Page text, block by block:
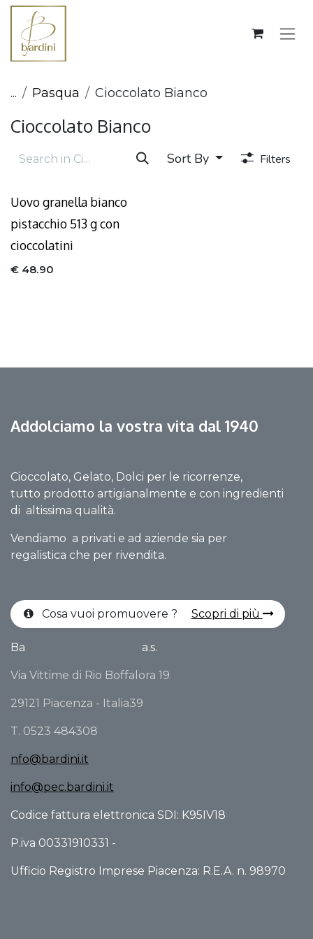
Skip to Content
... Pasqua Cioccolato Bianco
Cioccolato Bianco
Sort By Filters
Uovo granella bianco
pistacchio 513 g con
cioccolatini
€ 48.90
Addolciamo la vostra vita dal 1940
Cioccolato, Gelato, Dolci per le ricorrenze,
tutto prodotto artigianalmente e con ingredienti
di altissima qualità.
Vendiamo a privati e ad aziende sia per
regalistica che per rivendita.
Cosa vuoi promuovere ? Scopri di più
Ba a.s.
Via Vittime di Rio Boffalora 19
29121 Piacenza - Italia39
T. 0523 484308
nfo@bardini.it
info@pec.bardini.it
Codice fattura elettronica SDI: K95IV18
P.iva 00331910331 -
Ufficio Registro Imprese Piacenza: R.E.A. n. 98970